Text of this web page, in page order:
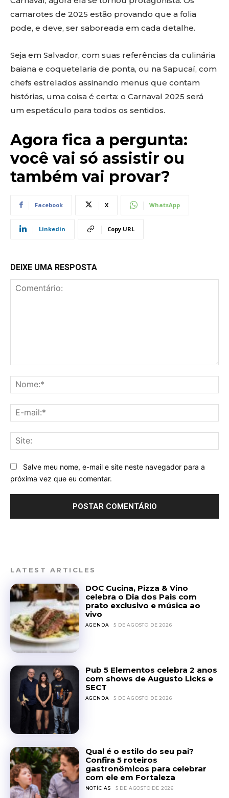
camarotes de 2025 estão provando que a folia
pode, e deve, ser saboreada em cada detalhe.
Seja em Salvador, com suas referências da culinária
baiana e coquetelaria de ponta, ou na Sapucaí, com
chefs estrelados assinando menus que contam
histórias, uma coisa é certa: o Carnaval 2025 será
um espetáculo para todos os sentidos.
Agora fica a pergunta:
você vai só assistir ou
também vai provar?
Facebook X WhatsApp
Linkedin Copy URL
DEIXE UMA RESPOSTA
Salve meu nome, e-mail e site neste navegador para a
próxima vez que eu comentar.
LATEST ARTICLES
DOC Cucina, Pizza & Vino
celebra o Dia dos Pais com
prato exclusivo e música ao
vivo
AGENDA 5 DE AGOSTO DE 2026
Pub 5 Elementos celebra 2 anos
com shows de Augusto Licks e
SECT
AGENDA 5 DE AGOSTO DE 2026
Qual é o estilo do seu pai?
Confira 5 roteiros
gastronômicos para celebrar
com ele em Fortaleza
NOTÍCIAS 5 DE AGOSTO DE 2026